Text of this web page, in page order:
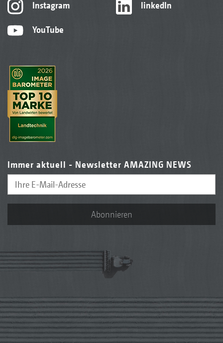
Instagram
YouTube
linkedIn
Immer aktuell - Newsletter AMAZING NEWS
Abonnieren